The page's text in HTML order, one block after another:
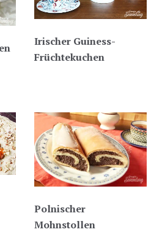
Irischer Guiness-
Früchtekuchen
Polnischer
Mohnstollen